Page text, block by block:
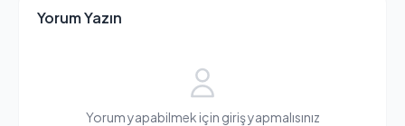
Yorum Yazın
Yorum yapabilmek için giriş yapmalısınız